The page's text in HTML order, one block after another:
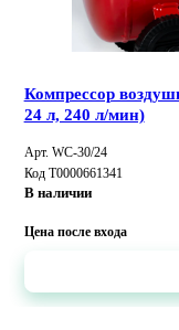
Компрессор
24 л, 240 л/мин)
Арт. WC-30/24
Код Т0000661341
В наличии
Цена после входа